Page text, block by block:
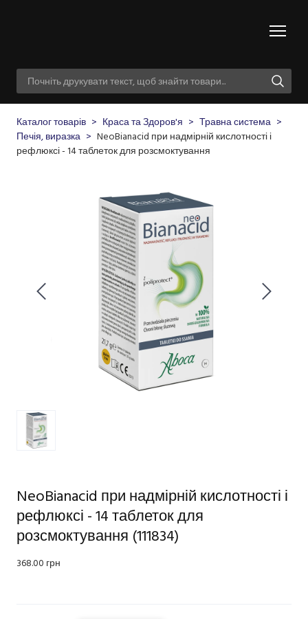
Каталог товарів Краса та Здоров'я
Травна система
Печія, виразка
NeoBianacid при надмірній кислотності і
рефлюксі - 14 таблеток для розсмоктування
NeoBianacid при надмірній кислотності і
рефлюксі - 14 таблеток для
розсмоктування (111834)
368.00 грн